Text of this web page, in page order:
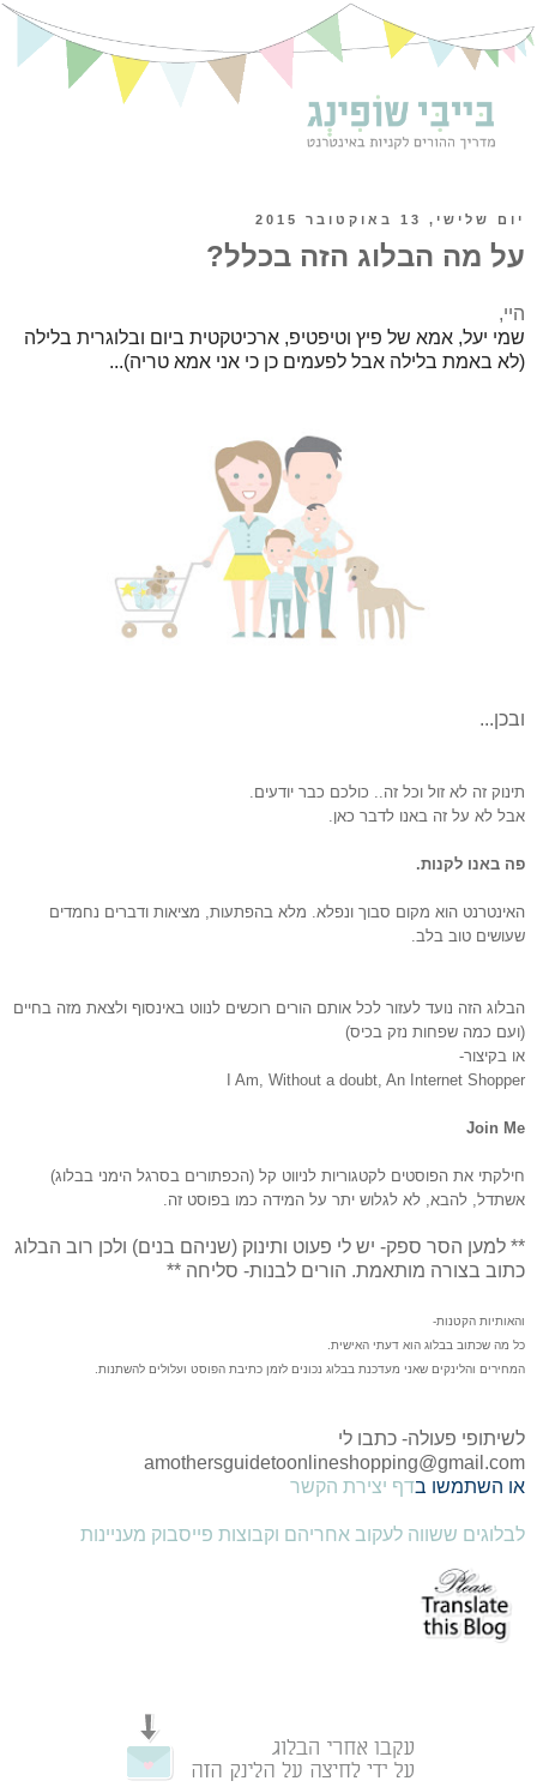
יום שלישי, 13 באוקטובר 2015
על מה הבלוג הזה בכלל?
היי,
שמי יעל, אמא של פיץ וטיפטיפ, ארכיטקטית ביום ובלוגרית בלילה
(לא באמת בלילה אבל לפעמים כן כי אני אמא טריה)...
ובכן...
תינוק זה לא זול וכל זה.. כולכם כבר יודעים.
אבל לא על זה באנו לדבר כאן.
פה באנו לקנות.
האינטרנט הוא מקום סבוך ונפלא. מלא בהפתעות, מציאות ודברים נחמדים
שעושים טוב בלב.
הבלוג הזה נועד לעזור לכל אותם הורים רוכשים לנווט באינסוף ולצאת מזה בחיים
(ועם כמה שפחות נזק בכיס)
או בקיצור-
I Am, Without a doubt, An Internet Shopper
Join Me
חילקתי את הפוסטים לקטגוריות לניווט קל (הכפתורים בסרגל הימני בבלוג)
אשתדל, להבא, לא לגלוש יתר על המידה כמו בפוסט זה.
** למען הסר ספק- יש לי פעוט ותינוק (שניהם בנים) ולכן רוב הבלוג
כתוב בצורה מותאמת. הורים לבנות- סליחה **
והאותיות הקטנות-
כל מה שכתוב בבלוג הוא דעתי האישית.
המחירים והלינקים שאני מעדכנת בבלוג נכונים לזמן כתיבת הפוסט ועלולים להשתנות.
לשיתופי פעולה- כתבו לי
amothersguidetoonlineshopping@gmail.com
או השתמשו בדף יצירת הקשר
לבלוגים ששווה לעקוב אחריהם וקבוצות פייסבוק מעניינות